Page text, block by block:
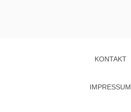
KONTAKT
IMPRESSUM